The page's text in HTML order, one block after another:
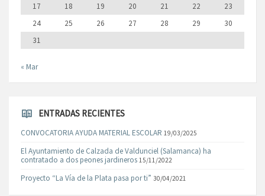
17
18 19 20 21 22
23
24
25 26 27 28 29
30
31
« Mar
ENTRADAS RECIENTES
CONVOCATORIA AYUDA MATERIAL ESCOLAR 19/03/2025
El Ayuntamiento de Calzada de Valdunciel (Salamanca) ha
contratado a dos peones jardineros 15/11/2022
Proyecto “La Vía de la Plata pasa por ti” 30/04/2021